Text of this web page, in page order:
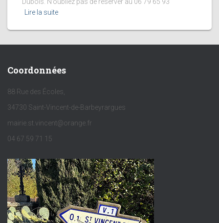
Lire la suite
Coordonnées
88 Rue des Écoles,
34730 Saint-Vincent-de-Barbeyrargues
mairie.st.vincent@orange.fr
04 67 59 71 15